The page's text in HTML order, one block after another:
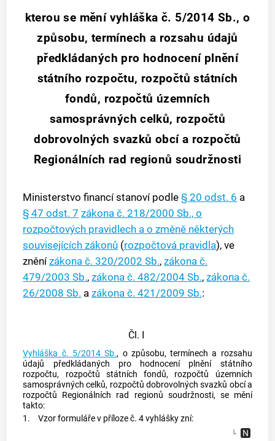
kterou se mění vyhláška č. 5/2014 Sb., o
způsobu, termínech a rozsahu údajů
předkládaných pro hodnocení plnění
státního rozpočtu, rozpočtů státních
fondů, rozpočtů územních
samosprávných celků, rozpočtů
dobrovolných svazků obcí a rozpočtů
Regionálních rad regionů soudržnosti
Ministerstvo financí stanoví podle§ 20 odst. 6 a
§ 47 odst. 7 zákona č. 218/2000 Sb., o
rozpočtových pravidlech a o změně některých
souvisejících zákonů (rozpočtová pravidla), ve
zněnízákona č. 320/2002 Sb.,zákona č.
479/2003 Sb.,zákona č. 482/2004 Sb.,zákona č.
26/2008 Sb. azákona č. 421/2009 Sb.:
Čl. I
Vyhláška č. 5/2014 Sb., o způsobu, termínech a rozsahu
údajů předkládaných pro hodnocení plnění státního
rozpočtu, rozpočtů státních fondů, rozpočtů územních
samosprávných celků, rozpočtů dobrovolných svazků obcí a
rozpočtů Regionálních rad regionů soudržnosti, se mění
takto:
1.
Vzor formuláře v příloze č. 4 vyhlášky zní: